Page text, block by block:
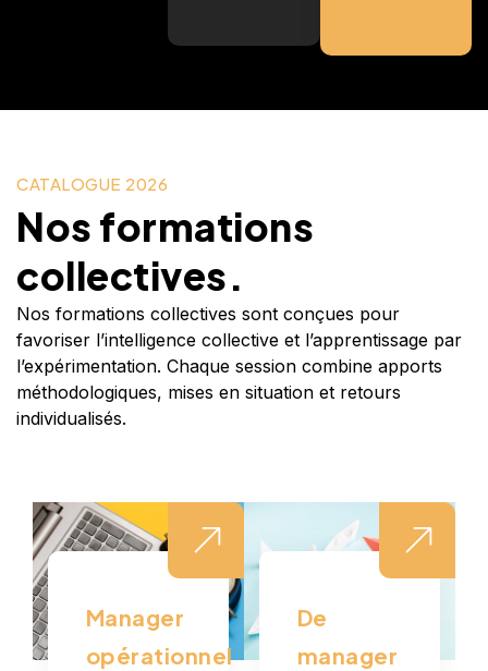
CATALOGUE 2026
Nos formations
collectives.
Nos formations collectives sont conçues pour
favoriser l’intelligence collective et l’apprentissage par
l’expérimentation. Chaque session combine apports
méthodologiques, mises en situation et retours
individualisés.
Manager
opérationnel
De
manager